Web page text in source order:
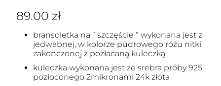
89.00 zł
bransoletka na ” szczęście ” wykonana jest z
jedwabnej, w kolorze pudrowego różu nitki
zakończonej z pozłacaną kuleczką
kuleczka wykonana jest ze srebra próby 925
pozłoconego 2mikronami 24k złota